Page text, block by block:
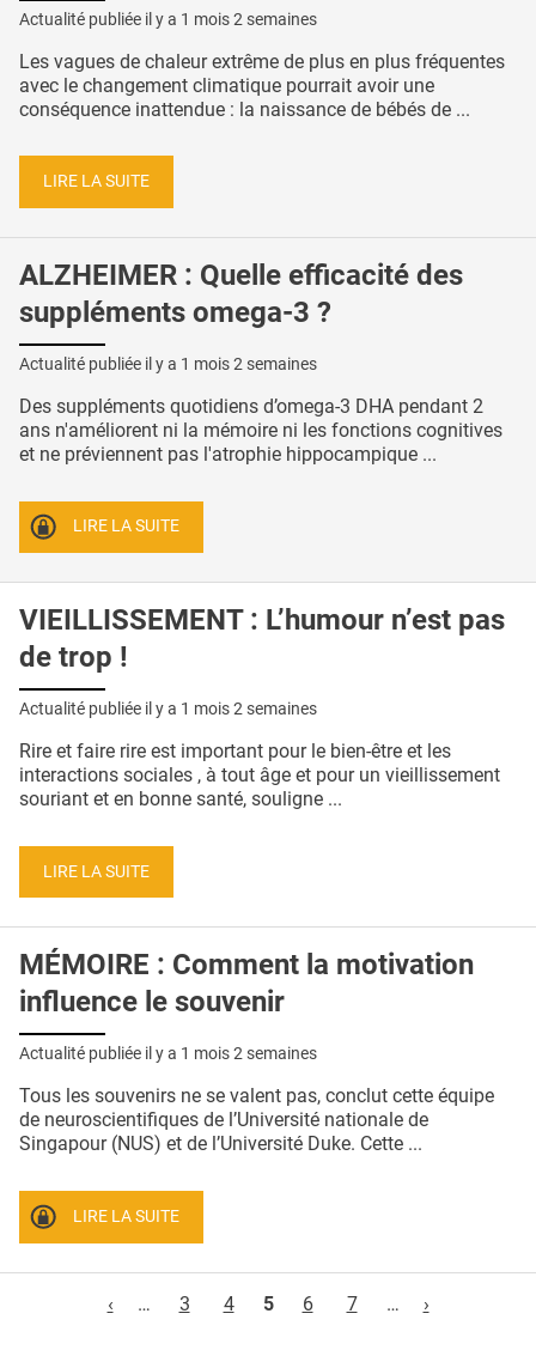
Actualité publiée il y a 1 mois 2 semaines
Les vagues de chaleur extrême de plus en plus fréquentes
avec le changement climatique pourrait avoir une
conséquence inattendue : la naissance de bébés de ...
LIRE LA SUITE
ALZHEIMER : Quelle efficacité des
suppléments omega-3 ?
Actualité publiée il y a 1 mois 2 semaines
Des suppléments quotidiens d’omega-3 DHA pendant 2
ans n'améliorent ni la mémoire ni les fonctions cognitives
et ne préviennent pas l'atrophie hippocampique ...
LIRE LA SUITE
VIEILLISSEMENT : L’humour n’est pas
de trop !
Actualité publiée il y a 1 mois 2 semaines
Rire et faire rire est important pour le bien-être et les
interactions sociales , à tout âge et pour un vieillissement
souriant et en bonne santé, souligne ...
LIRE LA SUITE
MÉMOIRE : Comment la motivation
influence le souvenir
Actualité publiée il y a 1 mois 2 semaines
Tous les souvenirs ne se valent pas, conclut cette équipe
de neuroscientifiques de l’Université nationale de
Singapour (NUS) et de l’Université Duke. Cette ...
LIRE LA SUITE
‹
… 3 4 5 6 7 … ›